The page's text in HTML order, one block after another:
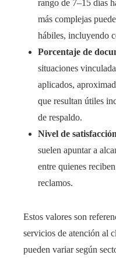
rango de 7–15 días
más complejas
hábiles, incluyendo
Porcentaje de
situaciones
aplicados,
que resultan útiles
de respaldo.
Nivel de
suelen apuntar a
entre quienes
reclamos.
Estos valores son
servicios de atención al
pueden variar según